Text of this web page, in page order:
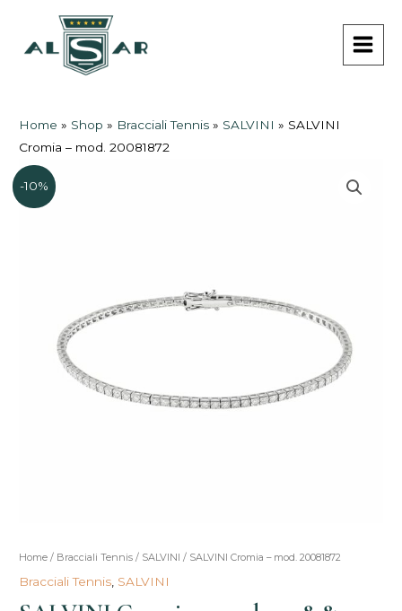
contenuto
Home » Shop » Bracciali Tennis » SALVINI » SALVINI
Cromia – mod. 20081872
-10%
Home / Bracciali Tennis / SALVINI / SALVINI Cromia – mod. 20081872
Bracciali Tennis SALVINI
Il
Il
prezzo
SALVINI
Cromia
-